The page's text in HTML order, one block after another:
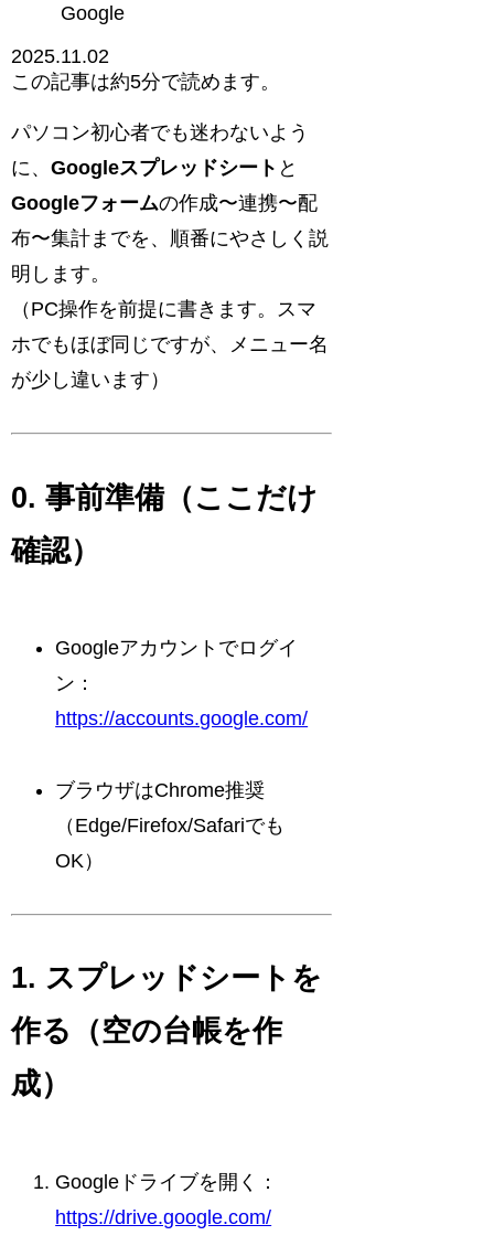
Google
2025.11.02
この記事は約5分で読めます。
パソコン初心者でも迷わないよう
に、Googleスプレッドシート と
Googleフォームの作成〜連携〜配
布〜集計までを、順番にやさしく説
明します。
（PC操作を前提に書きます。スマ
ホでもほぼ同じですが、メニュー名
が少し違います）
0. 事前準備（ここだけ
確認）
Googleアカウントでログイ
ン：
https://accounts.google.com/
ブラウザはChrome推奨
（Edge/Firefox/Safariでも
OK）
1. スプレッドシートを
作る（空の台帳を作
成）
Googleドライブを開く：
https://drive.google.com/